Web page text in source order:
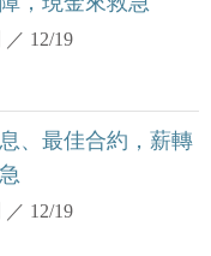
／ 12/19
、最佳合約，薪轉
／ 12/19